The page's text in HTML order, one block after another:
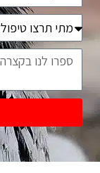
נכס
דחיפות
הבעיה